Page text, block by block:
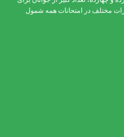
مختلف در امتحانات همه شمول